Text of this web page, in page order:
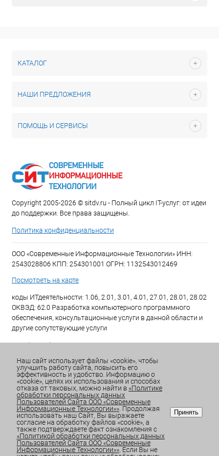
КАТАЛОГ
НАШИ ПРЕДЛОЖЕНИЯ
ПОМОЩЬ И СЕРВИСЫ
Copyright 2005-2026 © sitdv.ru - Полный цикл IT-услуг: от идеи
до поддержки. Все права защищены.
Политика конфиденциальности
ООО «Современные Информационные Технологии» ИНН:
2543028806 КПП: 254301001 ОГРН: 1132543012469
Посмотреть на карте
коды ИТдеятельности: 1.06, 2.01, 3.01, 4.01, 27.01, 28.01, 28.02
ОКВЭД: 62.0 Разработка компьютерного программного
обеспечения, консультационные услуги в данной области и
другие сопутствующие услуги
Email:office@sitdv.ru
График работы Пн-Пт: с 9:00 до 18:00 Сб/Вс: Выходной
СРАВНЕНИЕ 0 ИЗБРАННОЕ
Наш сайт использует файлы «cookie», чтобы
улучшить работу сайта, повысить его
эффективность и удобство. Информацию о
«cookie», целях их использования и способах
отказа от таковых, можно найти в «Политике
обработки персональных данных
Пользователей Сайта ООО «Современные
Информационные Технологии»». Продолжая
использовать наш Сайт, Вы выражаете
согласие на обработку файлов «cookie», а
также подтверждаете факт ознакомления с
«Политикой обработки персональных данных
Пользователей Сайта ООО «Современные
Информационные Технологии»». Если Вы не
Принять